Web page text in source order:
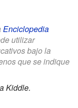
Enciclopedia
utilizar
bajo la
que se indique
Kiddle.